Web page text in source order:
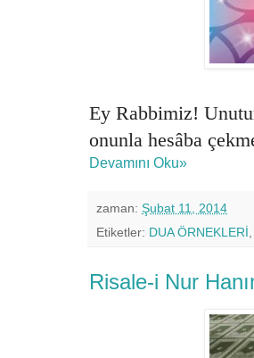
Ey Rabbimiz!
onunla hesâba
Devamını Oku»
zaman: Şubat 11, 2014
Etiketler: DUA ÖRNEKLERİ,
Risale-i Nur